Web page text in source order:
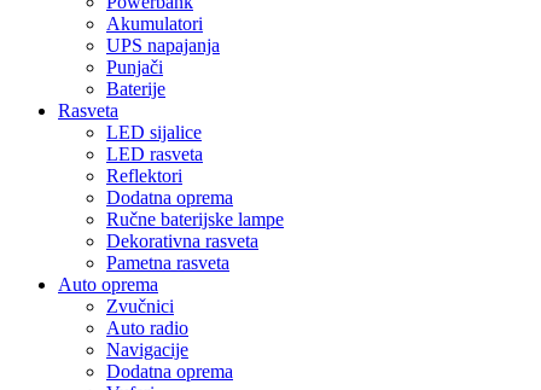
Akumulatori
UPS napajanja
Punjači
Baterije
Rasveta
LED sijalice
LED rasveta
Reflektori
Dodatna oprema
Ručne baterijske lampe
Dekorativna rasveta
Pametna rasveta
Auto oprema
Zvučnici
Auto radio
Navigacije
Dodatna oprema